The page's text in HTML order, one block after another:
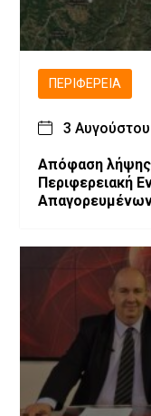
ΠΕΡΙΦΈΡΕΙΑ
3
Απόφαση
Περιφερειακή